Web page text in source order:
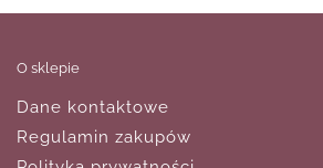
O sklepie
Dane kontaktowe
Regulamin zakupów